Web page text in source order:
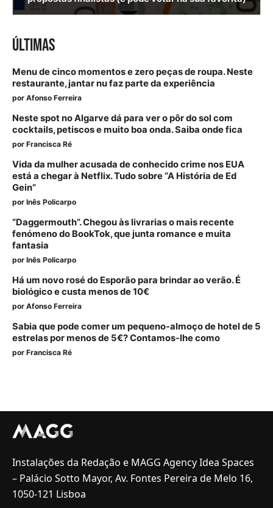
ÚLTIMAS
Menu de cinco momentos e zero peças de roupa. Neste
restaurante, jantar nu faz parte da experiência
por Afonso Ferreira
Neste spot no Algarve dá para ver o pôr do sol com
cocktails, petiscos e muito boa onda. Saiba onde fica
por Francisca Ré
Vida da mulher acusada de conhecido crime nos EUA
está a chegar à Netflix. Tudo sobre “A História de Ed
Gein”
por Inês Policarpo
“Daggermouth”. Chegou às livrarias o mais recente
fenómeno do BookTok, que junta romance e muita
fantasia
por Inês Policarpo
Há um novo rosé do Esporão para brindar ao verão. É
biológico e custa menos de 10€
por Afonso Ferreira
Sabia que pode comer um pequeno-almoço de hotel de 5
estrelas por menos de 5€? Contamos-lhe como
por Francisca Ré
Instalações da Redação e MAGG Agency Idea Spaces
– Palácio Sotto Mayor, Av. Fontes Pereira de Melo 16,
1050-121 Lisboa